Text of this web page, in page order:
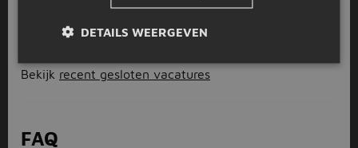
2 3 Volgende >
Bekijk recent gesloten vacatures
FAQ
DETAILS WEERGEVEN